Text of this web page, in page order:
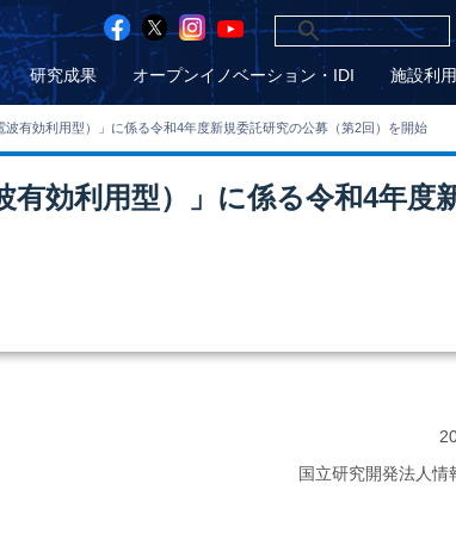
研究成果 オープンイノベーション・IDI 施設利用
波有効利用型）」に係る令和4年度新規委託研究の公募（第2回）を開始
有効利用型）」に係る令和4年度
国立研究開発法人情